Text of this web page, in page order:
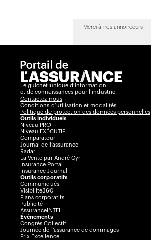
Merci à nos annonceurs
Le guichet unique d’information
et de connaissances pour l’industrie
Contactez-nous
Conditions d’utilisation et modalités
Politique de protection des données personnelles
Outils individuels
Niveau PRO
Niveau EXÉCUTIF
Comparateur
Journal de l’assurance
Radar
La Vente par André Cyr
Insurance Portal
Insurance Journal
Outils corporatifs
Communiqués
Visibilité360
Plans corporatifs
Publicité
AssuranceINTEL
Événements
Congrès Collectif
Journée de l’assurance de dommages
Prix Excellence